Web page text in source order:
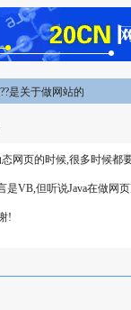
是关于做网站的
网页的时候,很多时候都
是VB,但听说Java在做网
!